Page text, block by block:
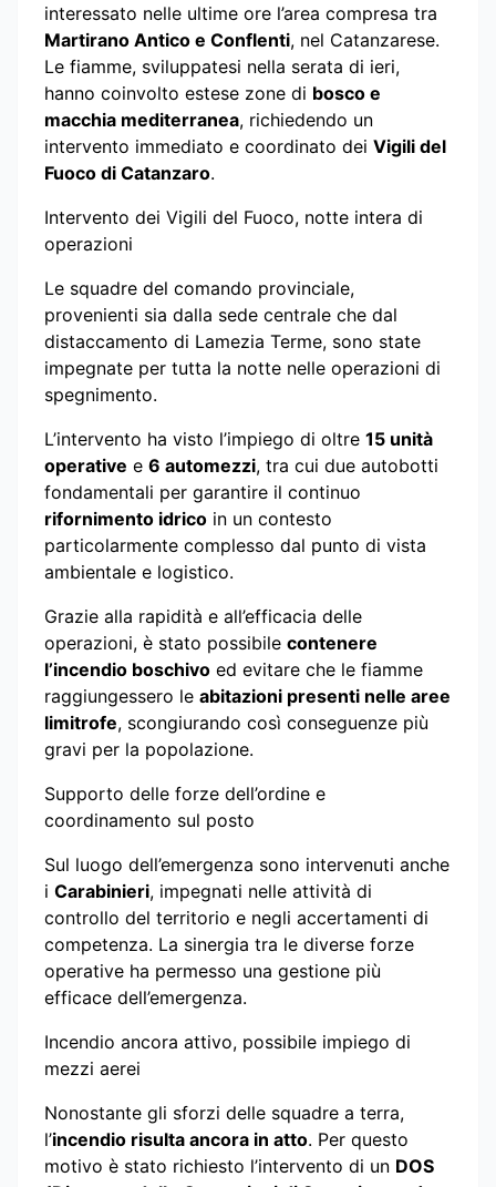
interessato nelle ultime ore l’area compresa tra
Martirano Antico e Conflenti, nel Catanzarese.
Le fiamme, sviluppatesi nella serata di ieri,
hanno coinvolto estese zone di bosco e
macchia mediterranea, richiedendo un
intervento immediato e coordinato dei Vigili del
Fuoco di Catanzaro.
Intervento dei Vigili del Fuoco, notte intera di
operazioni
Le squadre del comando provinciale,
provenienti sia dalla sede centrale che dal
distaccamento di Lamezia Terme, sono state
impegnate per tutta la notte nelle operazioni di
spegnimento.
L’intervento ha visto l’impiego di oltre 15 unità
operative e 6 automezzi, tra cui due autobotti
fondamentali per garantire il continuo
rifornimento idrico in un contesto
particolarmente complesso dal punto di vista
ambientale e logistico.
Grazie alla rapidità e all’efficacia delle
operazioni, è stato possibile contenere
l’incendio boschivo ed evitare che le fiamme
raggiungessero le abitazioni presenti nelle aree
limitrofe, scongiurando così conseguenze più
gravi per la popolazione.
Supporto delle forze dell’ordine e
coordinamento sul posto
Sul luogo dell’emergenza sono intervenuti anche
i Carabinieri, impegnati nelle attività di
controllo del territorio e negli accertamenti di
competenza. La sinergia tra le diverse forze
operative ha permesso una gestione più
efficace dell’emergenza.
Incendio ancora attivo, possibile impiego di
mezzi aerei
Nonostante gli sforzi delle squadre a terra,
l’incendio risulta ancora in atto. Per questo
motivo è stato richiesto l’intervento di un DOS